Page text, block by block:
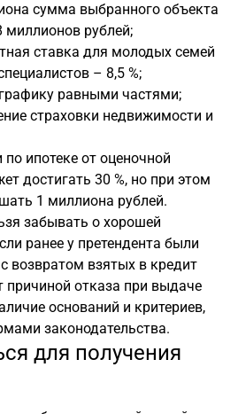
сумма выбранного объекта
миллионов рублей;
ставка для молодых семей
– 8,5 %;
равными частями;
страховки недвижимости и
ипотеке от оценочной
достигать 30 %, но при этом
1 миллиона рублей.
забывать о хорошей
ранее у претендента были
возвратом взятых в кредит
причиной отказа при выдаче
оснований и критериев,
законодательства.
для получения